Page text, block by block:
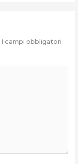
I campi obbligatori